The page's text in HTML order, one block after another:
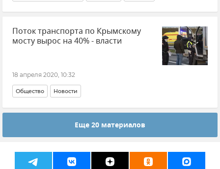
Поток транспорта по Крымскому
мосту вырос на 40% - власти
18 апреля 2020, 10:32
Общество Новости
Еще 20 материалов